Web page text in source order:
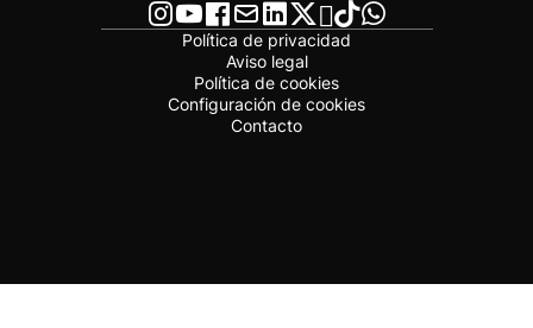
Política de privacidad
Aviso legal
Política de cookies
Configuración de cookies
Contacto